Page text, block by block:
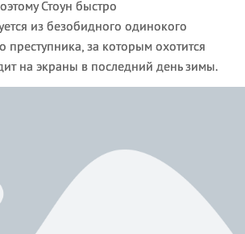
Стоун быстро
из безобидного одинокого
преступника, за которым охотится
на экраны в последний день зимы.